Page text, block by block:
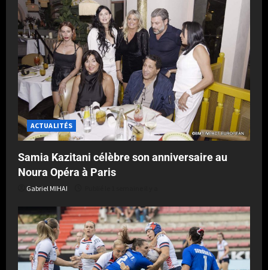
ACTUALITÉS
Samia Kazitani célèbre son anniversaire au
Noura Opéra à Paris
Gabriel MIHAI